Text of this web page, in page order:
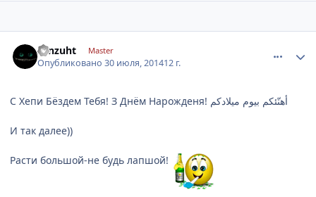
zenzuht Master
Опубликовано30 июля, 201412 г.
С Хепи Бёздем Тебя! З Днём Нарожденя! أهنّئكم بيوم ميلادكم
И так далее))
Расти большой-не будь лапшой!